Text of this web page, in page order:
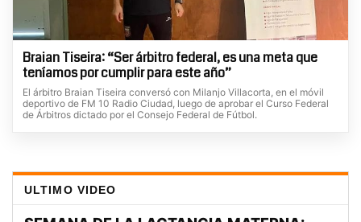
Braian Tiseira: “Ser árbitro federal, es una meta que
teníamos por cumplir para este año”
El árbitro Braian Tiseira conversó con Milanjo Villacorta, en el móvil
deportivo de FM 10 Radio Ciudad, luego de aprobar el Curso Federal
de Árbitros dictado por el Consejo Federal de Fútbol.
ULTIMO VIDEO